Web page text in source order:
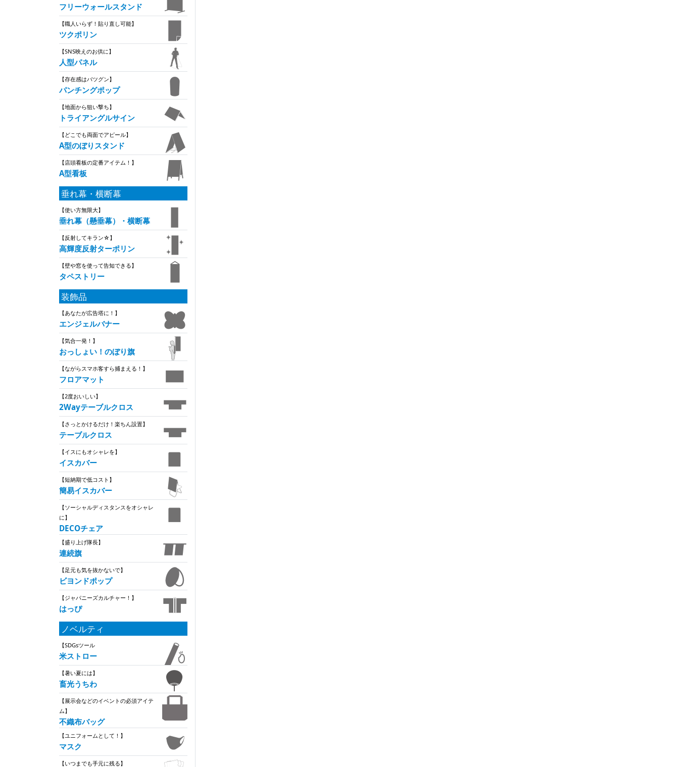
フリーウォールスタンド
【職人いらず！貼り直し可能】
ツクポリン
【SNS映えのお供に】
人型パネル
【存在感はバツグン】
パンチングポップ
【地面から狙い撃ち】
トライアングルサイン
【どこでも両面でアピール】
A型のぼりスタンド
【店頭看板の定番アイテム！】
A型看板
垂れ幕・横断幕
【使い方無限大】
垂れ幕（懸垂幕）・横断幕
【反射してキラン☆】
高輝度反射ターポリン
【壁や窓を使って告知できる】
タペストリー
装飾品
【あなたが広告塔に！】
エンジェルバナー
【気合一発！】
おっしょい！のぼり旗
【ながらスマホ客すら捕まえる！】
フロアマット
【2度おいしい】
2Wayテーブルクロス
【さっとかけるだけ！楽ちん設置】
テーブルクロス
【イスにもオシャレを】
イスカバー
【短納期で低コスト】
簡易イスカバー
【ソーシャルディスタンスをオシャレ
に】
DECOチェア
【盛り上げ隊長】
連続旗
【足元も気を抜かないで】
ビヨンドポップ
【ジャパニーズカルチャー！】
はっぴ
ノベルティ
【SDGsツール
米ストロー
【暑い夏には】
畜光うちわ
【展示会などのイベントの必須アイテ
ム】
不織布バッグ
【ユニフォームとして！】
マスク
【いつまでも手元に残る】